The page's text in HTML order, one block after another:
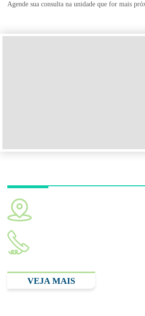
Agende sua consulta na unidade que for mais
VEJA MAIS